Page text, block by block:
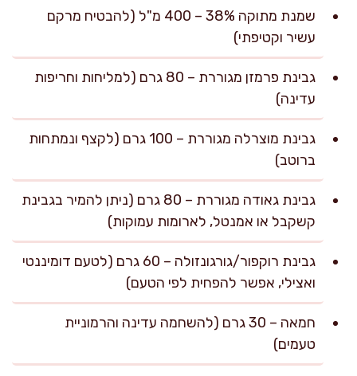
שמנת מתוקה 38% – 400 מ"ל (להבטיח מרקם
עשיר וקטיפתי)
גבינת פרמזן מגוררת – 80 גרם (למליחות וחריפות
עדינה)
גבינת מוצרלה מגוררת – 100 גרם (לקצף ונמתחות
ברוטב)
גבינת גאודה מגוררת – 80 גרם (ניתן להמיר בגבינת
קשקבל או אמנטל, לארומות עמוקות)
גבינת רוקפור/גורגונזולה – 60 גרם (לטעם דומיננטי
ואצילי, אפשר להפחית לפי הטעם)
חמאה – 30 גרם (להשחמה עדינה והרמוניית
טעמים)